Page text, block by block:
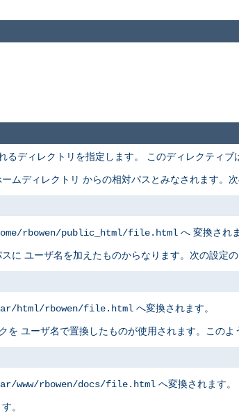
ディレクトリを指定します。 このディレクティブ
ムディレクトリ からの相対パスとみなされます。
rbowen/public_html/file.html へ 変換され
に ユーザ名を加えたものからなります。次の設定
html/rbowen/file.html へ変換されます。
ユーザ名で置換したものが使用されます。このよ
www/rbowen/docs/file.html へ変換されます。
。